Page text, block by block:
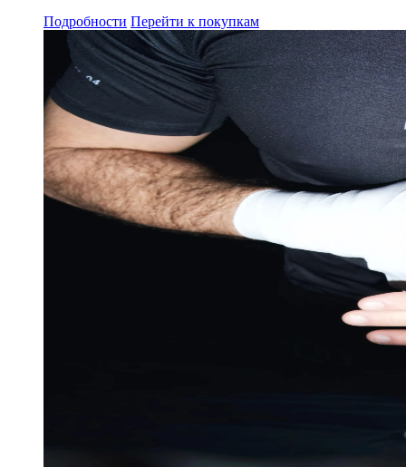
Подробности Перейти к покупкам